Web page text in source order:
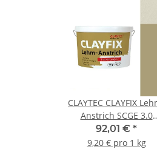
CLAYTEC CLAYFIX
Anstrich SCGE 3.0
Feinkorn - 10 kg Eimer
92,01 € *
9,20 € pro 1 kg